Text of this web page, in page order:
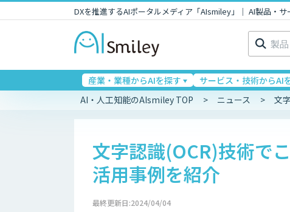
DXを推進するAIポータルメディア「AIsmiley」｜ AI製品・
検
索:
産業・業種からAIを探す サービス・技術からAI
AI・人工知能のAIsmiley TOP ニュース 文
文字認識(OCR)技術で
活用事例を紹介
最終更新日:2024/04/04